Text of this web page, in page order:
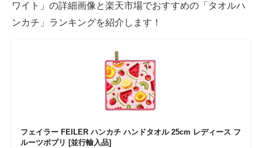
ワイト」の詳細画像と楽天市場でおすすめの「タオルハ
ンカチ」ランキングを紹介します！
フェイラー FEILER ハンカチ ハンドタオル 25cm レディース フ
ルーツポプリ [並行輸入品]